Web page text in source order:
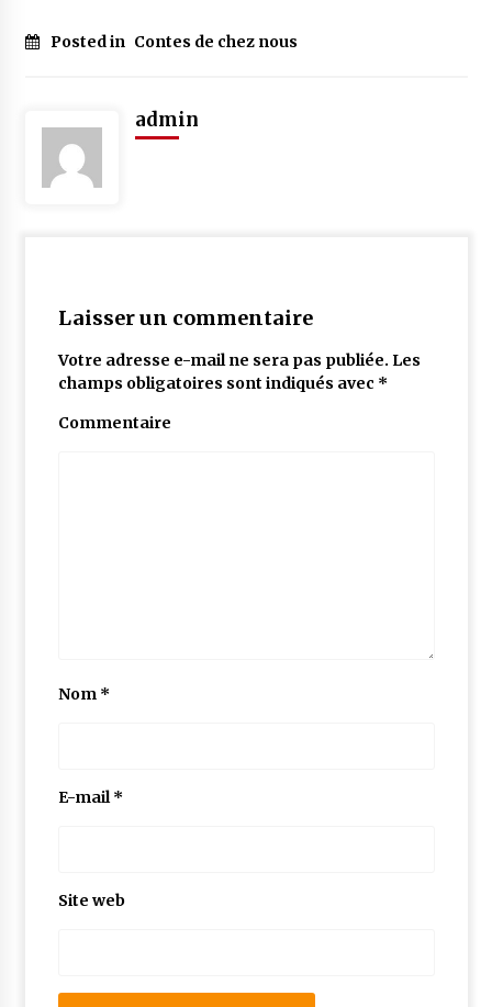
Posted in Contes de chez nous
admin
Laisser un commentaire
Votre adresse e-mail ne sera pas publiée. Les
champs obligatoires sont indiqués avec *
Commentaire
Nom *
E-mail *
Site web